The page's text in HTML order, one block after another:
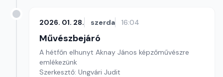
2026. 01. 28. szerda 16:04
Művészbejáró
A hétfőn elhunyt Aknay János képzőművészre
emlékezünk
Szerkesztő: Ungvári Judit